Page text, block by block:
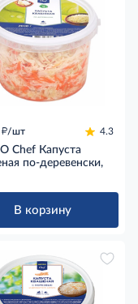
д/шт 4.3
Chef Капуста
по-деревенски,
В корзину